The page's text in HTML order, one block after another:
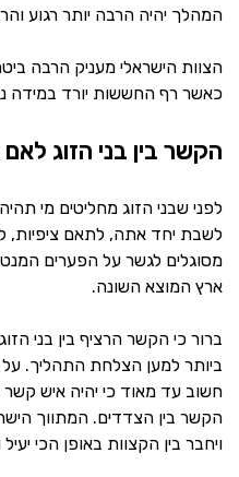
המהלך יהיה הרבה יותר רגוע
הצוות הישראלי מעניק הרבה
כאשר רף החששות יורד במידה
הקשר בין בני הזוג
לפני שבני הזוג מחליטים מי
לשבת יחד אתה, לתאם ציפיות,
מסוגלים לגשר על הפערים
ארץ המוצא השונה.
ברור כי הקשר הרציף בין בני
ביותר למען הצלחת התהליך.
חשוב עד מאוד כי יהיה איש קשר
הקשר בין הצדדים. המתווך
ויחבר בין הקצוות באופן הכי יעיל